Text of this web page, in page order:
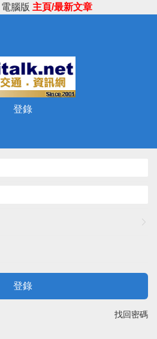
電腦版 主頁/最新文章
登錄
登錄
找回密碼